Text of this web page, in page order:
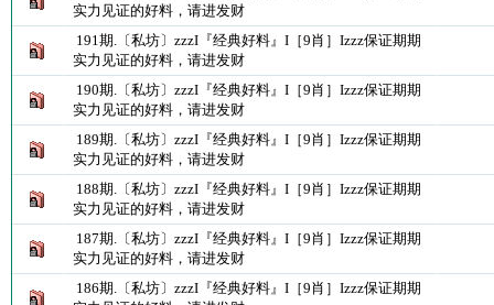
实力见证的好料，请进发财
191期.〔私坊〕zzzI『经典好料』I［9肖］Izzz保证期期
实力见证的好料，请进发财
190期.〔私坊〕zzzI『经典好料』I［9肖］Izzz保证期期
实力见证的好料，请进发财
189期.〔私坊〕zzzI『经典好料』I［9肖］Izzz保证期期
实力见证的好料，请进发财
188期.〔私坊〕zzzI『经典好料』I［9肖］Izzz保证期期
实力见证的好料，请进发财
187期.〔私坊〕zzzI『经典好料』I［9肖］Izzz保证期期
实力见证的好料，请进发财
186期.〔私坊〕zzzI『经典好料』I［9肖］Izzz保证期期